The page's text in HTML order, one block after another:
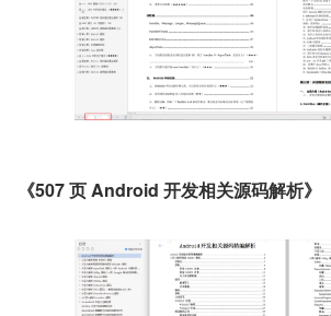
《507 页 Android 开发相关源码解析》